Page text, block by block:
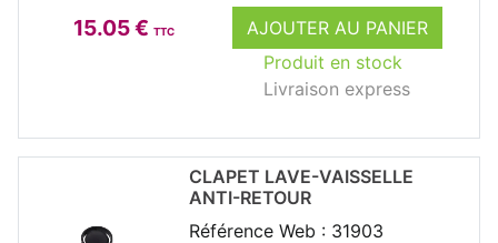
15.05 € TTC
AJOUTER AU PANIER
Produit en stock
Livraison express
CLAPET LAVE-VAISSELLE
ANTI-RETOUR
Référence Web : 31903